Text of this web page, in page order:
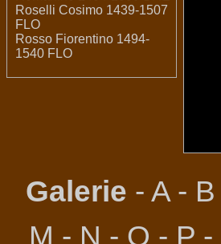
Roselli Cosimo 1439-1507
FLO
Rosso Fiorentino 1494-
1540 FLO
Galerie - A- B
M - N - O - P -